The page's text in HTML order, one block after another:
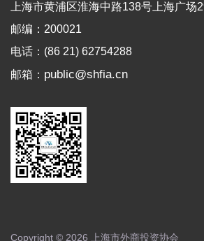
上海市黄浦区淮海中路138号上海广场
邮编：200021
电话：(86 21) 62754288
邮箱： public@shfia.cn
Copyright © 2026 上海市外商投资协会